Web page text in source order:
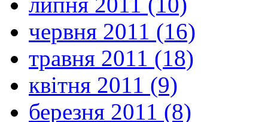
червня 2011 (16)
травня 2011 (18)
квітня 2011 (9)
березня 2011 (8)